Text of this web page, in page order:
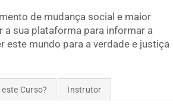
de mudança social e maior
a sua plataforma para informar a
este mundo para a verdade e justiça
Curso? Instrutor